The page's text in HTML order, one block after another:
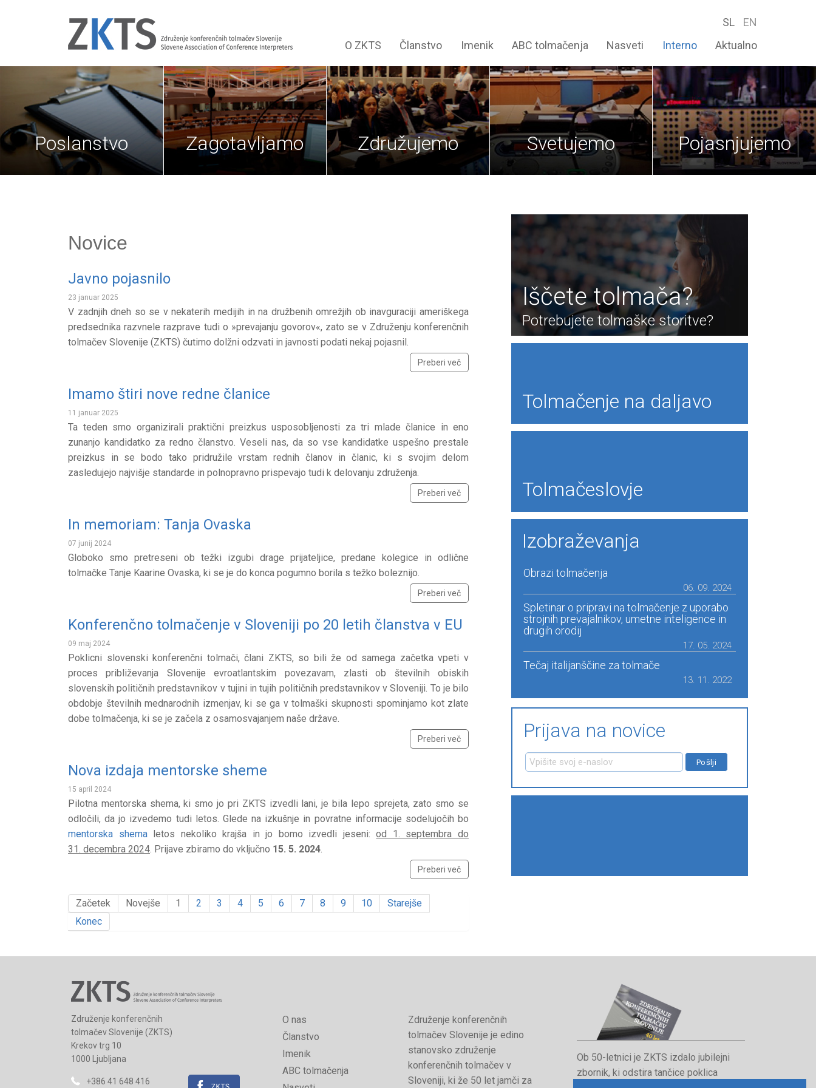
SL
EN
O ZKTS
Članstvo Imenik ABC tolmačenja Nasveti Interno Aktualno
Poslanstvo Zagotavljamo Združujemo Svetujemo Pojasnjujemo
Novice
Javno pojasnilo
23 januar 2025
V zadnjih dneh so se v nekaterih medijih in na družbenih omrežjih ob inavguraciji ameriškega
predsednika razvnele razprave tudi o »prevajanju govorov«, zato se v Združenju konferenčnih
tolmačev Slovenije (ZKTS) čutimo dolžni odzvati in javnosti podati nekaj pojasnil.
Preberi več
Imamo štiri nove redne članice
11 januar 2025
Ta teden smo organizirali praktični preizkus usposobljenosti za tri mlade članice in eno
zunanjo kandidatko za redno članstvo. Veseli nas, da so vse kandidatke uspešno prestale
preizkus in se bodo tako pridružile vrstam rednih članov in članic, ki s svojim delom
zasledujejo najvišje standarde in polnopravno prispevajo tudi k delovanju združenja.
Preberi več
In memoriam: Tanja Ovaska
07 junij 2024
Globoko smo pretreseni ob težki izgubi drage prijateljice, predane kolegice in odlične
tolmačke Tanje Kaarine Ovaska, ki se je do konca pogumno borila s težko boleznijo.
Preberi več
Konferenčno tolmačenje v Sloveniji po 20 letih članstva v EU
09 maj 2024
Poklicni slovenski konferenčni tolmači, člani ZKTS, so bili že od samega začetka vpeti v
proces približevanja Slovenije evroatlantskim povezavam, zlasti ob številnih obiskih
slovenskih političnih predstavnikov v tujini in tujih političnih predstavnikov v Sloveniji. To je bilo
obdobje številnih mednarodnih izmenjav, ki se ga v tolmaški skupnosti spominjamo kot zlate
dobe tolmačenja, ki se je začela z osamosvajanjem naše države.
Preberi več
Nova izdaja mentorske sheme
15 april 2024
Pilotna mentorska shema, ki smo jo pri ZKTS izvedli lani, je bila lepo sprejeta, zato smo se
odločili, da jo izvedemo tudi letos. Glede na izkušnje in povratne informacije sodelujočih bo
mentorska shemaletos nekoliko krajša in jo bomo izvedli jeseni:od 1. septembra do
31. decembra 2024. Prijave zbiramo do vključno 15. 5. 2024.
Preberi več
Začetek Novejše 1 2 3 4 5 6 7 8 9 10
Starejše
Konec
Iščete tolmača?
Potrebujete tolmaške storitve?
Tolmačenje na daljavo
Tolmačeslovje
Izobraževanja
Obrazi tolmačenja
06. 09. 2024
Spletinar o pripravi na tolmačenje z uporabo
strojnih prevajalnikov, umetne inteligence in
drugih orodij
17. 05. 2024
Tečaj italijanščine za tolmače
13. 11. 2022
Prijava na novice
Združenje konferenčnih
tolmačev Slovenije (ZKTS)
Krekov trg 10
1000 Ljubljana
+386 41 648 416
O nas
Članstvo
Imenik
ABC tolmačenja
Združenje konferenčnih
tolmačev Slovenije je edino
stanovsko združenje
konferenčnih tolmačev v
Sloveniji, ki že 50 let jamči za
Ob 50-letnici je ZKTS izdalo jubilejni
zbornik, ki odstira tančice poklica